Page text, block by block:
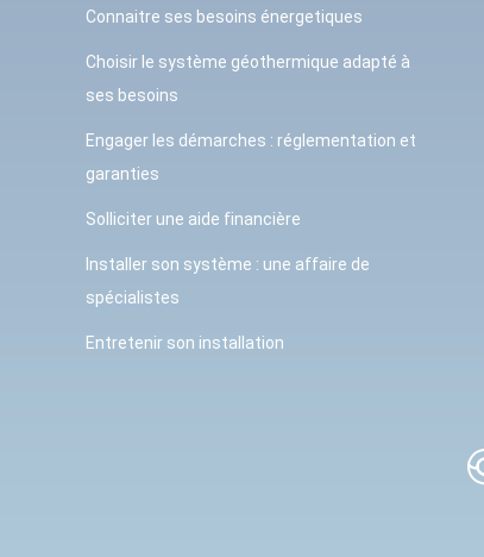
Connaitre ses besoins énergetiques
Choisir le système géothermique adapté à
ses besoins
Engager les démarches : réglementation et
garanties
Solliciter une aide financière
Installer son système : une affaire de
spécialistes
Entretenir son installation